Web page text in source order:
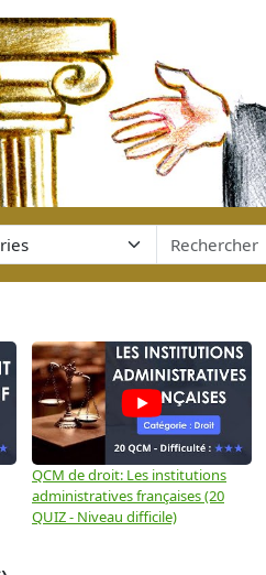
QCM de droit: Les institutions
administratives françaises (20
QUIZ - Niveau difficile)